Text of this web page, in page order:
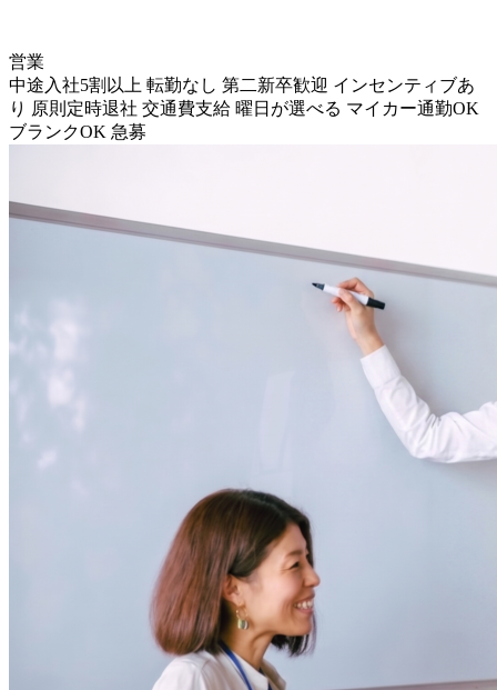
営業
中途入社5割以上 転勤なし 第二新卒歓迎 インセンティブあ
り 原則定時退社 交通費支給 曜日が選べる マイカー通勤OK
ブランクOK 急募